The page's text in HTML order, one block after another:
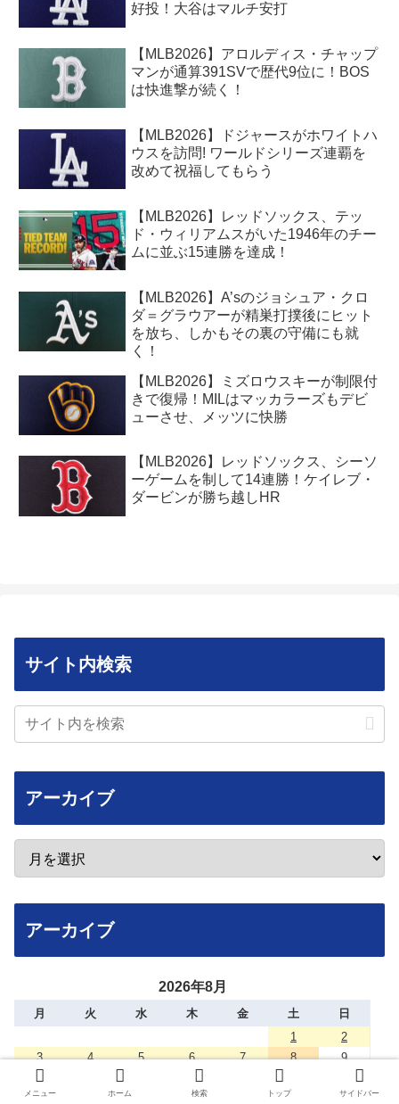
好投！大谷はマルチ安打
【MLB2026】アロルディス・チャップ
マンが通算391SVで歴代9位に！BOS
は快進撃が続く！
【MLB2026】ドジャースがホワイトハ
ウスを訪問! ワールドシリーズ連覇を
改めて祝福してもらう
【MLB2026】レッドソックス、テッ
ド・ウィリアムスがいた1946年のチー
ムに並ぶ15連勝を達成！
【MLB2026】A’sのジョシュア・クロ
ダ＝グラウアーが精巣打撲後にヒット
を放ち、しかもその裏の守備にも就
く！
【MLB2026】ミズロウスキーが制限付
きで復帰！MILはマッカラーズもデビ
ューさせ、メッツに快勝
【MLB2026】レッドソックス、シーソ
ーゲームを制して14連勝！ケイレブ・
ダービンが勝ち越しHR
サイト内検索
アーカイブ
アーカイブ
2026年8月
月 火 水 木 金 土
日
1
2
3
4 5 6 7 8
9
17
20 22 23
メニュー ホーム 検索 トップ サイドバー